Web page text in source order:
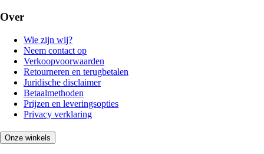
Over
Wie zijn wij?
Neem contact op
Verkoopvoorwaarden
Retourneren en terugbetalen
Juridische disclaimer
Betaalmethoden
Prijzen en leveringsopties
Privacy verklaring
Onze winkels